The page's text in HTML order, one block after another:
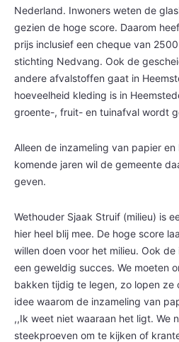
Nederland. Inwoners weten de
gezien de hoge score. Daarom
prijs inclusief een cheque van
stichting Nedvang. Ook de
andere afvalstoffen gaat in
hoeveelheid kleding is in
groente-, fruit- en tuinafval wordt
Alleen de inzameling van papier
komende jaren wil de gemeente
geven.
Wethouder Sjaak Struif (milieu) is
hier heel blij mee. De hoge score
willen doen voor het milieu. Ook
een geweldig succes. We moeten
bakken tijdig te legen, zo lopen ze
idee waarom de inzameling van
,,Ik weet niet waaraan het ligt. We
steekproeven om te kijken of